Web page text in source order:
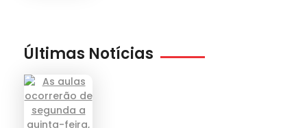
Últimas Notícias